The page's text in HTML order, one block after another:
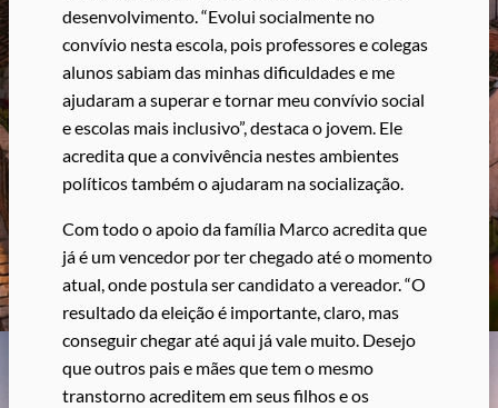
desenvolvimento. “Evolui socialmente no
convívio nesta escola, pois professores e colegas
alunos sabiam das minhas dificuldades e me
ajudaram a superar e tornar meu convívio social
e escolas mais inclusivo”, destaca o jovem. Ele
acredita que a convivência nestes ambientes
políticos também o ajudaram na socialização.
Com todo o apoio da família Marco acredita que
já é um vencedor por ter chegado até o momento
atual, onde postula ser candidato a vereador. “O
resultado da eleição é importante, claro, mas
conseguir chegar até aqui já vale muito. Desejo
que outros pais e mães que tem o mesmo
transtorno acreditem em seus filhos e os